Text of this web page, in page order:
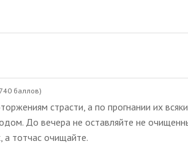
баллов)
страсти, а по прогнании их
До вечера не оставляйте не
а тотчас очищайте.